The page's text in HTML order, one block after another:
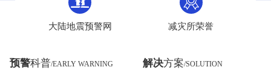
大陆地震预警网 减灾所荣誉
预警科普/EARLY WARNING 解决方案/SOLUTION